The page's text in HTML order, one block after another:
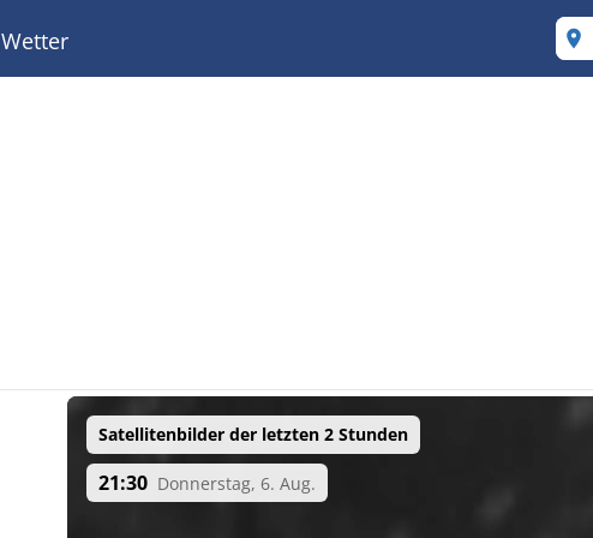
Wetter
Satellitenbilder der letzten 2 Stunden
21:30 Donnerstag, 6. Aug.